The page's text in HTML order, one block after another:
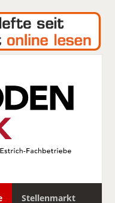
Stellenmarkt